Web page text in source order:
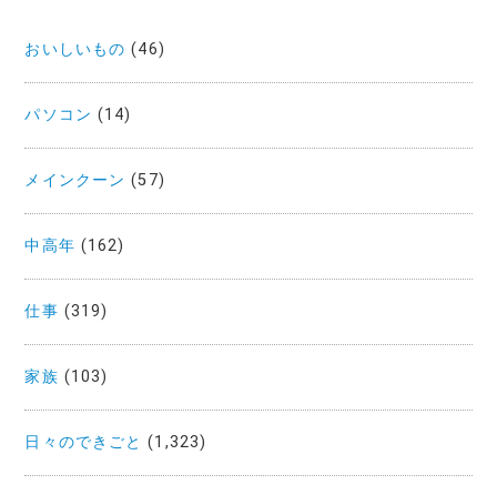
おいしいもの (46)
パソコン (14)
メインクーン (57)
中高年 (162)
仕事 (319)
家族 (103)
日々のできごと (1,323)